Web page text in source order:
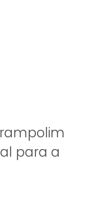
para a